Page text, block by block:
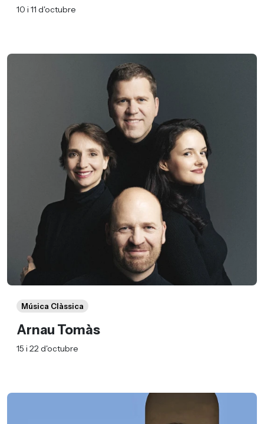
10 i 11 d'octubre
Música Clàssica
Arnau Tomàs
15 i 22 d'octubre